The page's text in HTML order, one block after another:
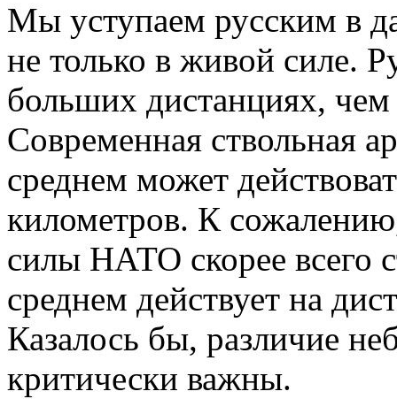
Мы уступаем русским в
не только в живой силе.
больших дистанциях,
Современная ствольная
среднем может
километров. К
силы НАТО скорее всего
среднем действует на
Казалось бы, различие
критически важны.